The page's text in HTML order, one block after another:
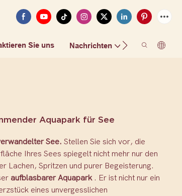
Sie uns Nachrichten FAQ
Aquapark für See
See. Stellen Sie sich vor, die
Ihres Sees spiegelt nicht mehr nur den
Lachen, Spritzen und purer Begeisterung.
aufblasbarer Aquapark. Er ist nicht nur ein
eines unvergesslichen